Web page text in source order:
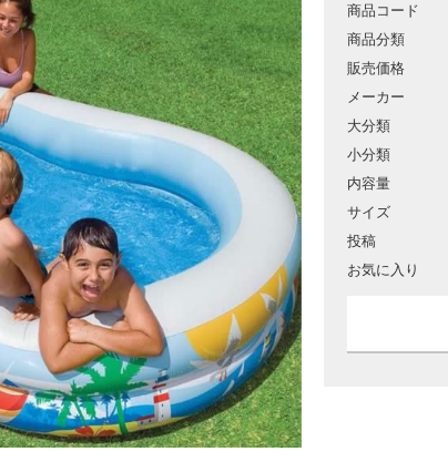
商品コード
商品分類
販売価格
メーカー
大分類
小分類
内容量
サイズ
投稿
お気に入り